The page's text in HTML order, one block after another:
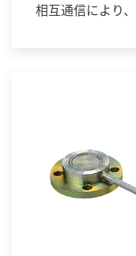
相互通信により
補足1: ダイアフ
差圧計の受圧部
は困る場合に使
て伝送器と結合
入します。